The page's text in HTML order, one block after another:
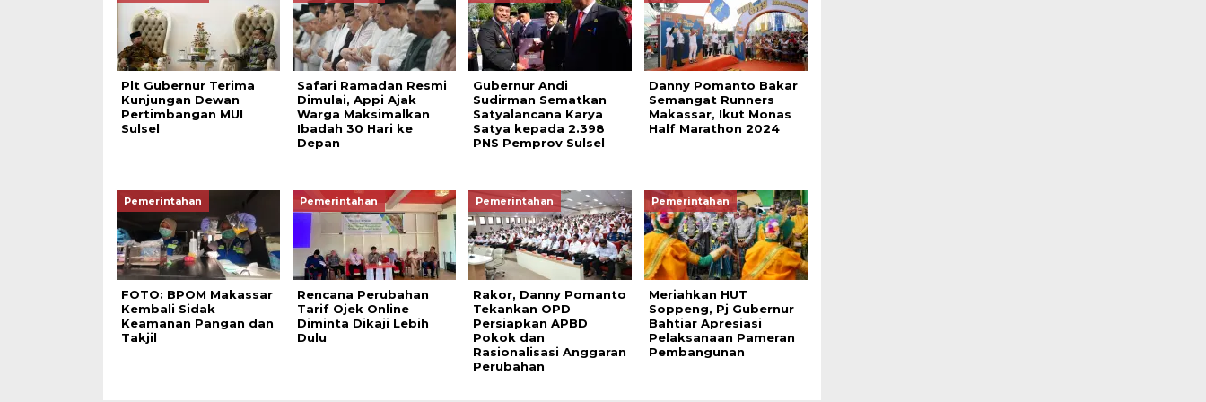
Plt Gubernur Terima
Kunjungan Dewan
Pertimbangan MUI
Sulsel
Safari Ramadan Resmi
Dimulai, Appi Ajak
Warga Maksimalkan
Ibadah 30 Hari ke
Depan
Gubernur Andi
Sudirman Sematkan
Satyalancana Karya
Satya kepada 2.398
PNS Pemprov Sulsel
Danny Pomanto Bakar
Semangat Runners
Makassar, Ikut Monas
Half Marathon 2024
Pemerintahan
FOTO: BPOM Makassar
Kembali Sidak
Keamanan Pangan dan
Takjil
Pemerintahan
Rencana Perubahan
Tarif Ojek Online
Diminta Dikaji Lebih
Dulu
Pemerintahan
Rakor, Danny Pomanto
Tekankan OPD
Persiapkan APBD
Pokok dan
Rasionalisasi Anggaran
Perubahan
Pemerintahan
Meriahkan HUT
Soppeng, Pj Gubernur
Bahtiar Apresiasi
Pelaksanaan Pameran
Pembangunan